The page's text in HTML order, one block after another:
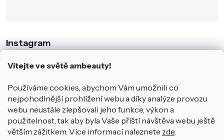
Vítejte ve světě ambeauty!
Používáme cookies, abychom Vám umožnili co
nejpohodlnější prohlížení webu a díky analýze provozu
webu neustále zlepšovali jeho funkce, výkon a
použitelnost, tak aby byla Vaše příští návštěva webu ještě
větším zážitkem. Více informací naleznete zde.
Instagram